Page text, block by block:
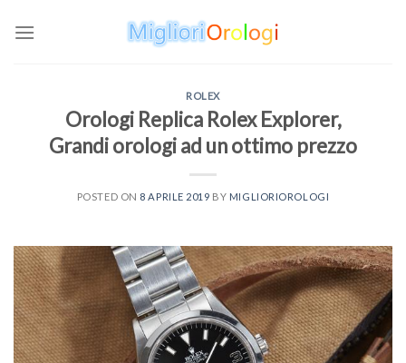
ROLEX
Orologi Replica Rolex Explorer,
Grandi orologi ad un ottimo prezzo
POSTED ON 8 APRILE 2019 BY MIGLIORIOROLOGI